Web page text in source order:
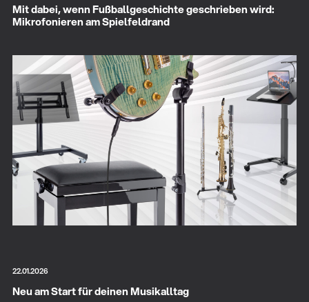
Mit dabei, wenn Fußballgeschichte geschrieben wird:
Mikrofonieren am Spielfeldrand
22.01.2026
Neu am Start für deinen Musikalltag